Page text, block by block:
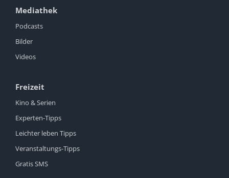
Mediathek
Podcasts
Bilder
Videos
Freizeit
Kino & Serien
Experten-Tipps
Leichter leben Tipps
Veranstaltungs-Tipps
Gratis SMS